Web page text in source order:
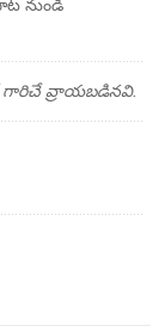
నుండి
వ్రాయబడినవి.